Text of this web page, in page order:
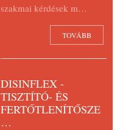
szakmai kérdések m…
TOVÁBB
DISINFLEX -
TISZTÍTÓ- ÉS
FERTŐTLENÍTŐSZE
…